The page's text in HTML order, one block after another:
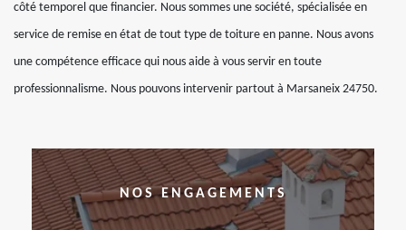
côté temporel que financier. Nous sommes une société, spécialisée en
service de remise en état de tout type de toiture en panne. Nous avons
une compétence efficace qui nous aide à vous servir en toute
professionnalisme. Nous pouvons intervenir partout à Marsaneix 24750.
NOS ENGAGEMENTS